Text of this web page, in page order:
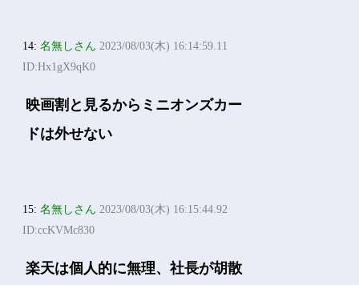
14:名無しさん 2023/08/03(木) 16:14:59.11
ID:Hx1gX9qK0
映画割と見るからミニオンズカー
ドは外せない
15:名無しさん 2023/08/03(木) 16:15:44.92
ID:ccKVMc830
楽天は個人的に無理、社長が胡散